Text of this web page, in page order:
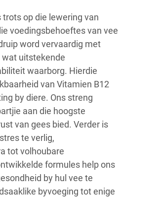
trots op die lewering van
voedingsbehoeftes van vee
word vervaardig met
wat uitstekende
waarborg. Hierdie
van Vitamien B12
by diere. Ons streng
aan die hoogste
van gees bied. Verder is
te verlig,
tot volhoubare
formules help ons
by hul vee te
byvoeging tot enige